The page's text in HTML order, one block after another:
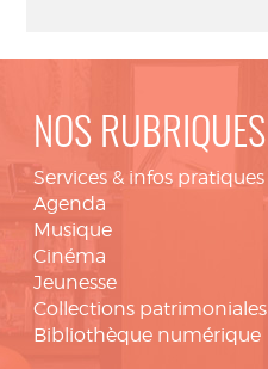
NOS RUBRIQUES
Services & infos pratiques
Agenda
Musique
Cinéma
Jeunesse
Collections patrimoniales
Bibliothèque numérique